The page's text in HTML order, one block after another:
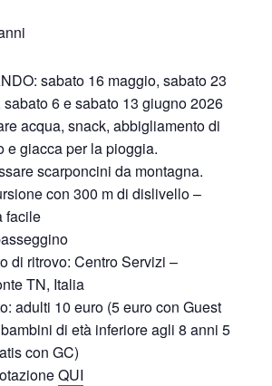
sabato 16 maggio, sabato 23
sabato 6 e sabato 13 giugno 2026
acqua, snack, abbigliamento di
e giacca per la pioggia.
scarponcini da montagna.
con 300 m di dislivello –
facile
di ritrovo: Centro Servizi –
TN, Italia
adulti 10 euro (5 euro con Guest
di età inferiore agli 8 anni 5
con GC)
QUI